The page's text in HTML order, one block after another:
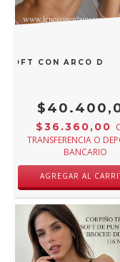
CON ARCO DE
$36.360,00
TRANSFERENCIA O
BANCARIO
AGREGAR AL
BEM CORPIÑO